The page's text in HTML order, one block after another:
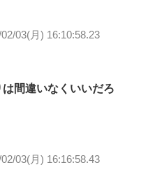
03(月) 16:10:58.23
間違いなくいいだろ
03(月) 16:16:58.43